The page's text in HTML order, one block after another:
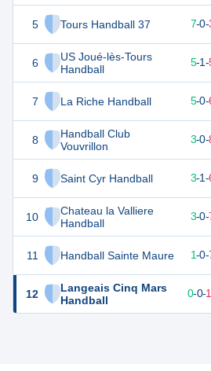
5 Tours Handball 37
6
US Joué-lès-Tours
Handball
7 La Riche Handball
8
Handball Club
Vouvrillon
9 Saint Cyr Handball
10
Chateau la Valliere
Handball
11 Handball Sainte Maure
12
Langeais Cinq Mars
Handball
24 7-0-
22 5-1-
21 5-0-
3-0-
16 3-1-
16 3-0-
10 8 1-0-
10 10 0-0-